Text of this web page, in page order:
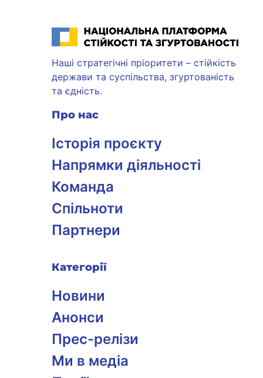
Національна платформа стійкості та згуртованості
Наші стратегічні пріоритети – стійкість
держави та суспільства, згуртованість
та єдність.
Про нас
Історія проєкту
Напрямки діяльності
Команда
Спільноти
Партнери
Категорії
Новини
Анонси
Прес-релізи
Ми в медіа